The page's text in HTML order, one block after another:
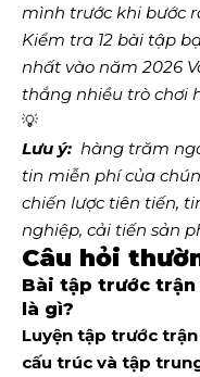
mình trước khi bước
Kiểm tra 12 bài tập
nhất vào năm 2026
thắng nhiều trò chơi
💡
Lưu ý:
hàng trăm
tin miễn phí của
chiến lược tiên tiến,
nghiệp, cải tiến sản
Câu hỏi
Bài tập trước
là gì?
Luyện tập trước
cấu trúc và tập